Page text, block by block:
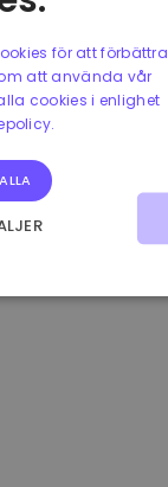
3.3B €
för att förbättra
att använda vår
cookies i enlighet